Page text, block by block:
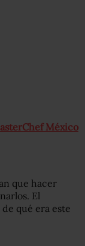
México
que hacer
El
qué era este